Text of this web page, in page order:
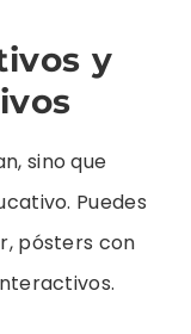
y
sino que
Puedes
pósters con